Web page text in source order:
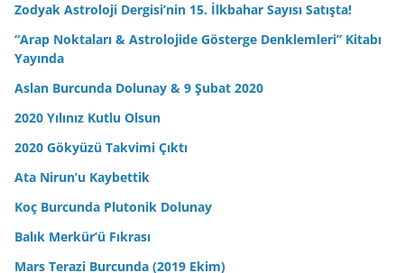
Zodyak Astroloji Dergisi’nin 15. İlkbahar Sayısı Satışta!
“Arap Noktaları & Astrolojide Gösterge Denklemleri” Kitabı
Yayında
Aslan Burcunda Dolunay & 9 Şubat 2020
2020 Yılınız Kutlu Olsun
2020 Gökyüzü Takvimi Çıktı
Ata Nirun’u Kaybettik
Koç Burcunda Plutonik Dolunay
Balık Merkür’ü Fıkrası
Mars Terazi Burcunda (2019 Ekim)